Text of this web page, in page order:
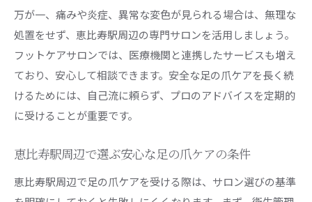
万が一、痛みや炎症、異常な変色が見られる場合は、無理な
処置をせず、恵比寿駅周辺の専門サロンを活用しましょう。
フットケアサロンでは、医療機関と連携したサービスも増え
ており、安心して相談できます。安全な足の爪ケアを長く続
けるためには、自己流に頼らず、プロのアドバイスを定期的
に受けることが重要です。
恵比寿駅周辺で選ぶ安心な足の爪ケアの条件
恵比寿駅周辺で足の爪ケアを受ける際は、サロン選びの基準